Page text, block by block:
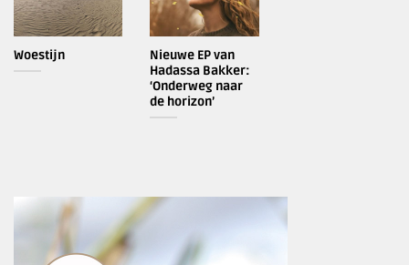
Woestijn
Nieuwe EP van
Hadassa Bakker:
‘Onderweg naar
de horizon’